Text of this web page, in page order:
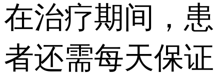
在治疗期间，患
者还需每天保证